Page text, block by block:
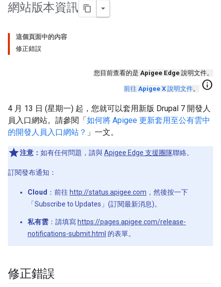
網站版本資訊
這個頁面中的內容
修正錯誤
您目前查看的是 Apigee Edge 說明文件。
前往 Apigee X 說明文件。 info
4 月 13 日 (星期一) 起，您就可以套用新版 Drupal 7 開發人
員入口網站。請參閱「如何將 Apigee 更新套用至公有雲中
的開發人員入口網站？ 」一文。
注意： 如有任何問題，請與Apigee Edge 支援團隊聯絡。
訂閱發布通知：
Cloud ：前往 http://status.apigee.com ，然後按一下
「Subscribe to Updates」(訂閱最新消息)。
私有雲 ：請填寫 https://pages.apigee.com/release-
notifications-submit.html 的表單。
修正錯誤